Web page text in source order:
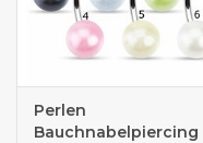
Perlen
Bauchnabelpiercing